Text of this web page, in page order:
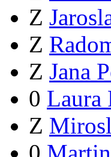
Z
Z
Z Jana
0 Laura
Z